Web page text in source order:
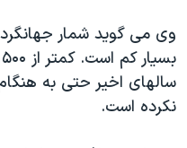
وی می گويد شمار
سالهای اخير حتی به
نکرده است.